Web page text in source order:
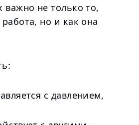
важно не только то,
но и как она
с давлением,